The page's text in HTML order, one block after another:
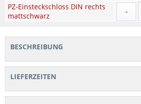
PZ-Einsteckschloss DIN rechts
mattschwarz
-
BESCHREIBUNG
LIEFERZEITEN